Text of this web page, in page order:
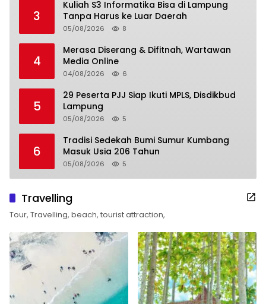
3
Kuliah S3 Informatika Bisa di Lampung
Tanpa Harus ke Luar Daerah
05/08/2026 8
4
Merasa Diserang & Difitnah, Wartawan
Media Online
04/08/2026 6
5
29 Peserta PJJ Siap Ikuti MPLS, Disdikbud
Lampung
05/08/2026 5
6
Tradisi Sedekah Bumi Sumur Kumbang
Masuk Usia 206 Tahun
05/08/2026 5
Travelling
Tour, Travelling, beach, tourist attraction,